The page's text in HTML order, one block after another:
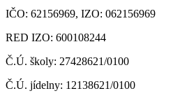
IČO: 62156969, IZO: 062156969
RED IZO: 600108244
Č.Ú. školy: 27428621/0100
Č.Ú. jídelny: 12138621/0100